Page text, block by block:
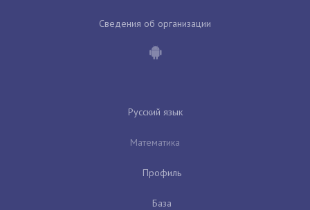
Сведения об организации
Русский язык
Математика
Профиль
База